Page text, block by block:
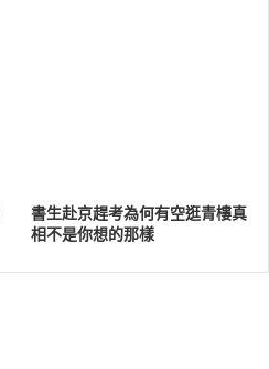
書生赴京趕考為何有空逛青樓真
相不是你想的那樣